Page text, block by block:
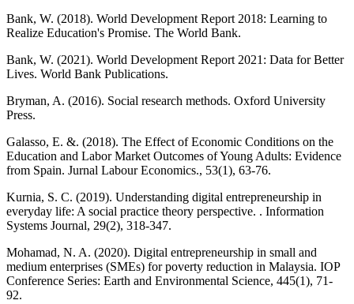
Bank, W. (2018). World Development Report 2018: Learning to
Realize Education's Promise. The World Bank.
Bank, W. (2021). World Development Report 2021: Data for Better
Lives. World Bank Publications.
Bryman, A. (2016). Social research methods. Oxford University
Press.
Galasso, E. &. (2018). The Effect of Economic Conditions on the
Education and Labor Market Outcomes of Young Adults: Evidence
from Spain. Jurnal Labour Economics., 53(1), 63-76.
Kurnia, S. C. (2019). Understanding digital entrepreneurship in
everyday life: A social practice theory perspective. . Information
Systems Journal, 29(2), 318-347.
Mohamad, N. A. (2020). Digital entrepreneurship in small and
medium enterprises (SMEs) for poverty reduction in Malaysia. IOP
Conference Series: Earth and Environmental Science, 445(1), 71-
92.